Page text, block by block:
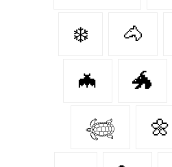
❄️ 🐴
🦇 🐲
𓆉 🌼